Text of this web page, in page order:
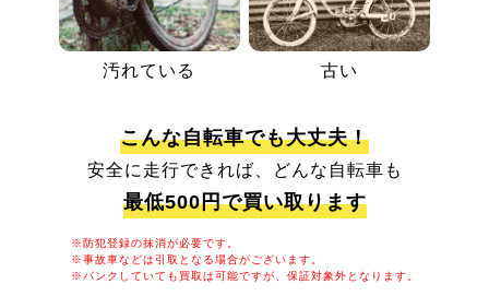
汚れている 古い
こんな自転車でも大丈夫！
安全に走行できれば、どんな自転車も
最低500円で買い取ります
※防犯登録の抹消が必要です。
※事故車などは引取となる場合がございます。
※パンクしていても買取は可能ですが、保証対象外となります。